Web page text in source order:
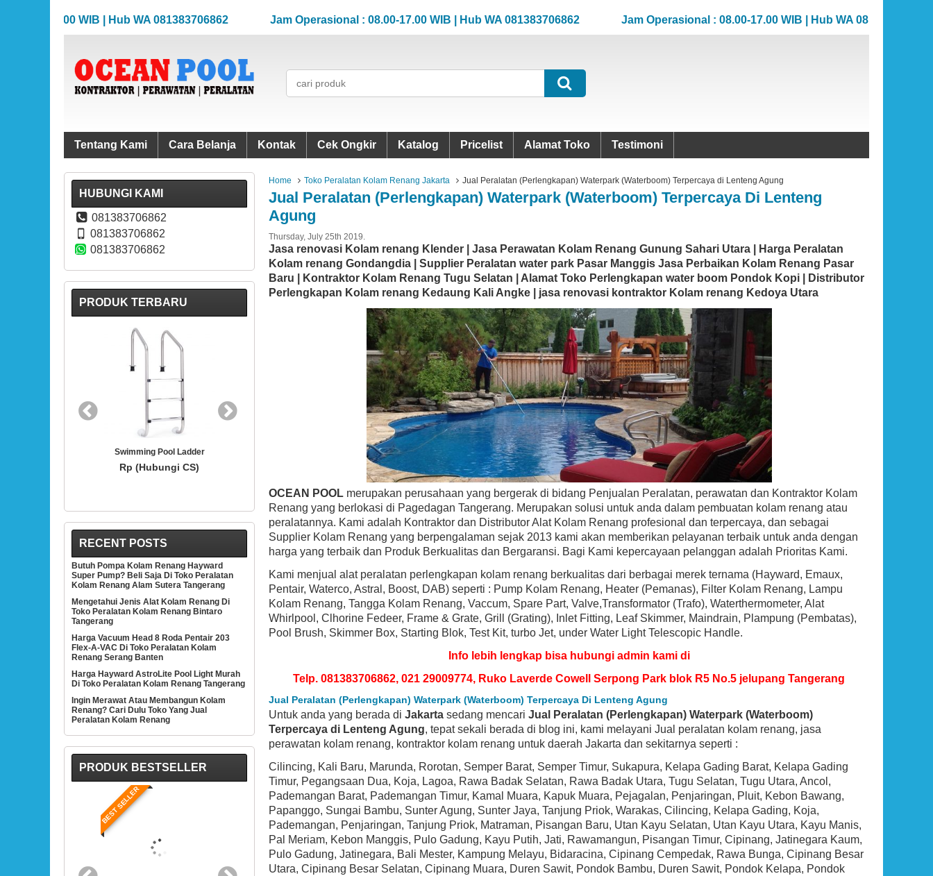
17.00 WIB | Hub WA 081383706862 Jam Operasional : 08.00-17.00 WIB | Hub WA 081383706862 Jam Operasional : 08.00-17.00 WIB | Hub WA 081383706862
Tentang Kami Cara Belanja Kontak Cek Ongkir Katalog Pricelist Alamat Toko Testimoni
Home Toko Peralatan Kolam Renang Jakarta Jual Peralatan (Perlengkapan) Waterpark (Waterboom) Terpercaya di Lenteng Agung
Jual Peralatan (Perlengkapan) Waterpark (Waterboom) Terpercaya Di Lenteng
Agung
Thursday, July 25th 2019.
Jasa renovasi Kolam renang Klender | Jasa Perawatan Kolam Renang Gunung Sahari Utara | Harga Peralatan
Kolam renang Gondangdia | Supplier Peralatan water park Pasar Manggis Jasa Perbaikan Kolam Renang Pasar
Baru | Kontraktor Kolam Renang Tugu Selatan | Alamat Toko Perlengkapan water boom Pondok Kopi | Distributor
Perlengkapan Kolam renang Kedaung Kali Angke | jasa renovasi kontraktor Kolam renang Kedoya Utara
OCEAN POOL merupakan perusahaan yang bergerak di bidang Penjualan Peralatan, perawatan dan Kontraktor Kolam
Renang yang berlokasi di Pagedagan Tangerang. Merupakan solusi untuk anda dalam pembuatan kolam renang atau
peralatannya. Kami adalah Kontraktor dan Distributor Alat Kolam Renang profesional dan terpercaya, dan sebagai
Supplier Kolam Renang yang berpengalaman sejak 2013 kami akan memberikan pelayanan terbaik untuk anda dengan
harga yang terbaik dan Produk Berkualitas dan Bergaransi. Bagi Kami kepercayaan pelanggan adalah Prioritas Kami.
Kami menjual alat peralatan perlengkapan kolam renang berkualitas dari berbagai merek ternama (Hayward, Emaux,
Pentair, Waterco, Astral, Boost, DAB) seperti : Pump Kolam Renang, Heater (Pemanas), Filter Kolam Renang, Lampu
Kolam Renang, Tangga Kolam Renang, Vaccum, Spare Part, Valve,Transformator (Trafo), Waterthermometer, Alat
Whirlpool, Clhorine Fedeer, Frame & Grate, Grill (Grating), Inlet Fitting, Leaf Skimmer, Maindrain, Plampung (Pembatas),
Pool Brush, Skimmer Box, Starting Blok, Test Kit, turbo Jet, under Water Light Telescopic Handle.
Info lebih lengkap bisa hubungi admin kami di
Telp. 081383706862, 021 29009774, Ruko Laverde Cowell Serpong Park blok R5 No.5 jelupang Tangerang
Jual Peralatan (Perlengkapan) Waterpark (Waterboom) Terpercaya Di Lenteng Agung
Untuk anda yang berada di Jakarta sedang mencari Jual Peralatan (Perlengkapan) Waterpark (Waterboom)
Terpercaya di Lenteng Agung, tepat sekali berada di blog ini, kami melayani Jual peralatan kolam renang, jasa
perawatan kolam renang, kontraktor kolam renang untuk daerah Jakarta dan sekitarnya seperti :
Cilincing, Kali Baru, Marunda, Rorotan, Semper Barat, Semper Timur, Sukapura, Kelapa Gading Barat, Kelapa Gading
Timur, Pegangsaan Dua, Koja, Lagoa, Rawa Badak Selatan, Rawa Badak Utara, Tugu Selatan, Tugu Utara, Ancol,
Pademangan Barat, Pademangan Timur, Kamal Muara, Kapuk Muara, Pejagalan, Penjaringan, Pluit, Kebon Bawang,
Papanggo, Sungai Bambu, Sunter Agung, Sunter Jaya, Tanjung Priok, Warakas, Cilincing, Kelapa Gading, Koja,
Pademangan, Penjaringan, Tanjung Priok, Matraman, Pisangan Baru, Utan Kayu Selatan, Utan Kayu Utara, Kayu Manis,
Pal Meriam, Kebon Manggis, Pulo Gadung, Kayu Putih, Jati, Rawamangun, Pisangan Timur, Cipinang, Jatinegara Kaum,
Pulo Gadung, Jatinegara, Bali Mester, Kampung Melayu, Bidaracina, Cipinang Cempedak, Rawa Bunga, Cipinang Besar
Utara, Cipinang Besar Selatan, Cipinang Muara, Duren Sawit, Pondok Bambu, Duren Sawit, Pondok Kelapa, Pondok
HUBUNGI KAMI
081383706862
081383706862
081383706862
PRODUK TERBARU
BEST SELLER
Hayward SP1419D White 3/4-Inch Opening
Hydrostream Directional Flow Inlet Fitting
With 1-1/2-Inch MIP Thread
Hayward SP0583L30 AstroLite Pool Light,
Thermoplastic Face Rim, 120-Volt, 30-Foot
Rp (Hubungi CS)
BEST SELLER
Hayward H100IDP1 H-Series 100,000 BTU
Above Ground Pool & Spa Heater, Propane,
Low Nox
Rp (Hubungi CS)
Ground Pool Skimmer
Rp (Hubungi CS)
RECENT POSTS
Butuh Pompa Kolam Renang Hayward
Super Pump? Beli Saja Di Toko Peralatan
Kolam Renang Alam Sutera Tangerang
Mengetahui Jenis Alat Kolam Renang Di
Toko Peralatan Kolam Renang Bintaro
Tangerang
Harga Vacuum Head 8 Roda Pentair 203
Flex-A-VAC Di Toko Peralatan Kolam
Renang Serang Banten
Harga Hayward AstroLite Pool Light Murah
Di Toko Peralatan Kolam Renang Tangerang
Ingin Merawat Atau Membangun Kolam
Renang? Cari Dulu Toko Yang Jual
Peralatan Kolam Renang
PRODUK BESTSELLER
BEST SELLER BEST SELLER BEST SELLER BEST SELLER